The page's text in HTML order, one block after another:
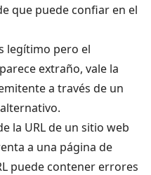
que puede confiar en el
legítimo pero el
extraño, vale la
a través de un
la URL de un sitio web
a una página de
puede contener errores